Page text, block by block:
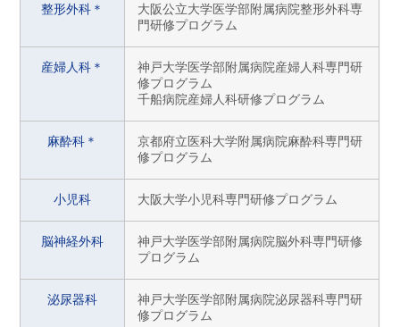
整形外科＊
大阪公立大学医学部附属病院整形外科専
門研修プログラム
産婦人科＊
神戸大学医学部附属病院産婦人科専門研
修プログラム
千船病院産婦人科研修プログラム
麻酔科＊
京都府立医科大学附属病院麻酔科専門研
修プログラム
小児科 大阪大学小児科専門研修プログラム
脳神経外科
神戸大学医学部附属病院脳外科専門研修
プログラム
泌尿器科
神戸大学医学部附属病院泌尿器科専門研
修プログラム